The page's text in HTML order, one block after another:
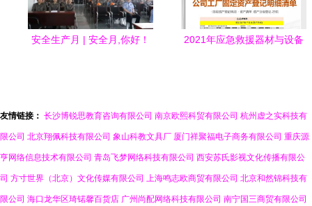
安全生产月 | 安全月,你好！
2021年应急救援器材与设备
友情链接： 长沙博锐思教育咨询有限公司 南京欧熙科贸有限公司 杭州虚之实科技有
限公司 北京翔佩科技有限公司 象山科教文具厂 厦门祥聚福电子商务有限公司 重庆源
亨网络信息技术有限公司 青岛飞梦网络科技有限公司 西安苏氏影视文化传播有限公
司 方寸世界（北京）文化传媒有限公司 上海鸣志欧商贸有限公司 北京和然锦科技有
限公司 海口龙华区琦锘馨百货店 广州尚配网络科技有限公司 南宁国三商贸有限公司